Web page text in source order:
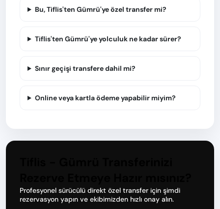
Bu, Tiflis'ten Gümrü'ye özel transfer mi?
Tiflis'ten Gümrü'ye yolculuk ne kadar sürer?
Sınır geçişi transfere dahil mi?
Online veya kartla ödeme yapabilir miyim?
Profesyonel sürücülü direkt özel transfer için şimdi
rezervasyon yapın ve ekibimizden hızlı onay alın.